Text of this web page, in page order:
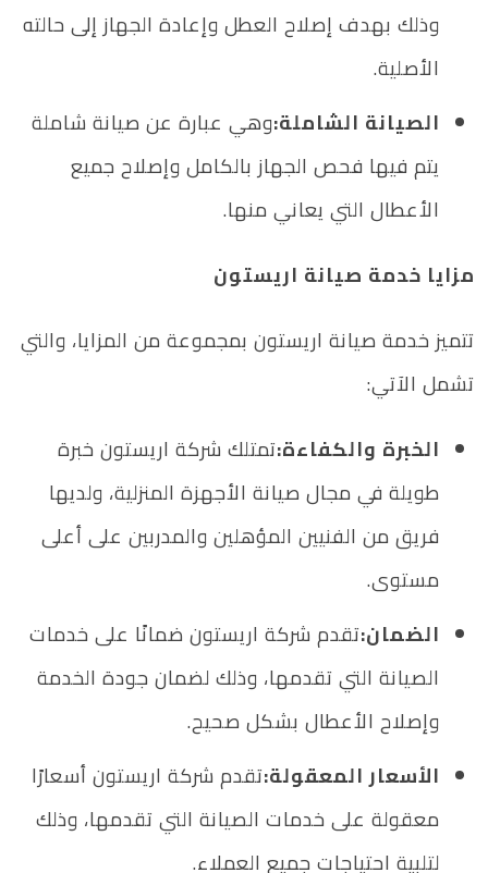
وذلك بهدف إصلاح العطل وإعادة الجهاز إلى حالته
الأصلية.
الصيانة الشاملة:وهي عبارة عن صيانة شاملة
يتم فيها فحص الجهاز بالكامل وإصلاح جميع
الأعطال التي يعاني منها.
مزايا خدمة صيانة اريستون
تتميز خدمة صيانة اريستون بمجموعة من المزايا، والتي
تشمل الآتي:
الخبرة والكفاءة:تمتلك شركة اريستون خبرة
طويلة في مجال صيانة الأجهزة المنزلية، ولديها
فريق من الفنيين المؤهلين والمدربين على أعلى
مستوى.
الضمان:تقدم شركة اريستون ضمانًا على خدمات
الصيانة التي تقدمها، وذلك لضمان جودة الخدمة
وإصلاح الأعطال بشكل صحيح.
الأسعار المعقولة:تقدم شركة اريستون أسعارًا
معقولة على خدمات الصيانة التي تقدمها، وذلك
لتلبية احتياجات جميع العملاء.